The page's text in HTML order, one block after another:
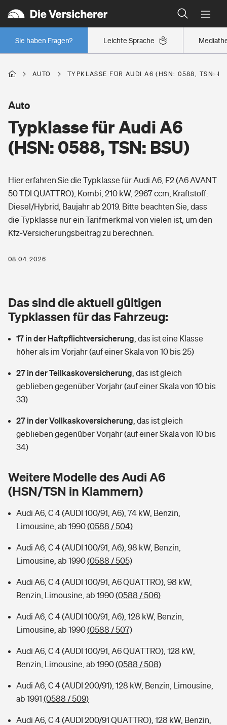
Leichte Sprache
Sie haben Fragen?
Wer versichert was: Jetzt Versicherer finden
Regionalklassen: So ist Ihre Region eingestuft
Wer versichert was: Jetzt Versicherer finden
Berufsunfähigkeitsversicherung
Erwerbsunfähigkeitsversicherung
Grundfähigkeitsversicherung
Arbeitsrechtsschutz
Berufshaftpflichtversicherung
Zur Übersicht
Tools
Wer versichert was: Jetzt Versicherer finden
Sie haben Fragen?
Wohnen
Elementarversicherung
Glasversicherung
Mietkautionsversicherung
Restkreditversicherung
Tools
Hochwasser-Check: Wie gefährdet ist Ihr Haus?
Sie haben Fragen?
Freizeit
Pri­vate Haft­pflicht­
Kinderunfall­ver­si­che­rung
Kinderinvalidität
Reiseversicherung
Hundehalter-Haftpflicht
Handyversicherung
Private Cyberversicherung
Zur Übersicht
Kinderunfall-Check: Mehr Sicherheit für deine Kids
Typklassen: So ist Ihr Auto eingestuft
Sie haben Fragen?
Gesundheit
Private Krankenversicherung
Dread-Disease-Versicherung
Tierkrankenversicherung
Tools
Wer versichert was: Jetzt Versicherer finden
Rentenrechner: Wie viel Geld bekomme ich im Alter?
AUTO TYPKLASSE FÜR AUDI A6 (HSN: 0588, TSN:
Typklasse für Audi A6
(HSN: 0588, TSN: BSU)
Auto
Hier erfahren Sie die Typklasse für Audi A6, F2 (A6 AVANT
50 TDI QUATTRO), Kombi, 210 kW, 2967 ccm, Kraftstoff:
Diesel/Hybrid, Baujahr ab 2019. Bitte beachten Sie, dass
die Typklasse nur ein Tarifmerkmal von vielen ist, um den
Kfz-Versicherungsbeitrag zu berechnen.
08.04.2026
Das sind die aktuell gültigen
Typklassen für das Fahrzeug:
17 in der Haftpflichtversicherung das ist eine Klasse
höher als im Vorjahr (auf einer Skala von 10 bis 25)
27 in der Teilkaskoversicherung das ist gleich
geblieben gegenüber Vorjahr (auf einer Skala von 10 bis
33)
27 in der Vollkaskoversicherung das ist gleich
geblieben gegenüber Vorjahr (auf einer Skala von 10 bis
34)
Weitere Modelle des Audi A6
(HSN/TSN in Klammern)
Audi A6, C 4 (AUDI 100/91, A6), 74 kW, Benzin,
Limousine, ab 1990(0588 / 504)
Audi A6, C 4 (AUDI 100/91, A6), 98 kW, Benzin,
Limousine, ab 1990(0588 / 505)
Audi A6, C 4 (AUDI 100/91, A6 QUATTRO), 98 kW,
Benzin, Limousine, ab 1990(0588 / 506)
Audi A6, C 4 (AUDI 100/91, A6), 128 kW, Benzin,
Limousine, ab 1990(0588 / 507)
Audi A6, C 4 (AUDI 100/91, A6 QUATTRO), 128 kW,
Benzin, Limousine, ab 1990(0588 / 508)
Audi A6, C 4 (AUDI 200/91), 128 kW, Benzin, Limousine,
ab 1991 (0588 / 509)
Audi A6, C 4 (AUDI 200/91 QUATTRO), 128 kW, Benzin,